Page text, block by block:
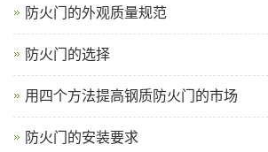
防火门的外观质量规范
防火门的选择
用四个方法提高钢质防火门的市场
防火门的安装要求